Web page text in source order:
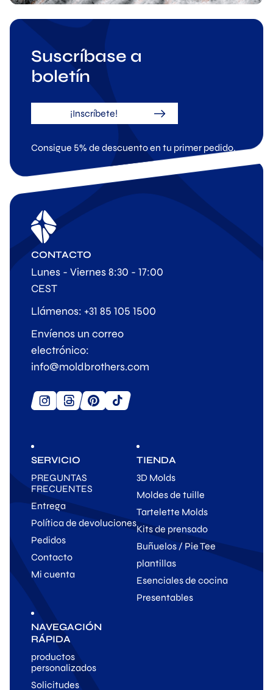
Suscríbase a
boletín
¡Inscríbete!
Consigue 5% de descuento en tu primer pedido.
SERVICIO
PREGUNTAS
FRECUENTES
Entrega
Política de devoluciones
Pedidos
Contacto
Mi cuenta
TIENDA
3D Molds
Moldes de tuille
Tartelette Molds
Kits de prensado
Buñuelos / Pie Tee
plantillas
Esenciales de cocina
Presentables
NAVEGACIÓN
RÁPIDA
productos
personalizados
Solicitudes
CONTACTO
Lunes - Viernes 8:30 - 17:00
CEST
Llámenos: +31 85 105 1500
Envíenos un correo
electrónico:
info@moldbrothers.com